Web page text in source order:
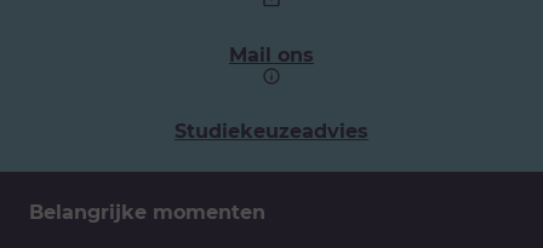
Mail ons
Studiekeuzeadvies
Belangrijke momenten